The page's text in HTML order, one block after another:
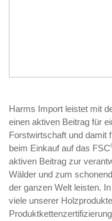
Harms Import leistet mit
einen aktiven Beitrag für
Forstwirtschaft und damit
beim Einkauf auf das FSC
aktiven Beitrag zur
Wälder und zum
der ganzen Welt leisten.
viele unserer